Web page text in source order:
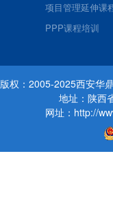
项目管理延伸课
PPP课程培训
版权：2005-2025西安华
地址：陕西
网址：http://